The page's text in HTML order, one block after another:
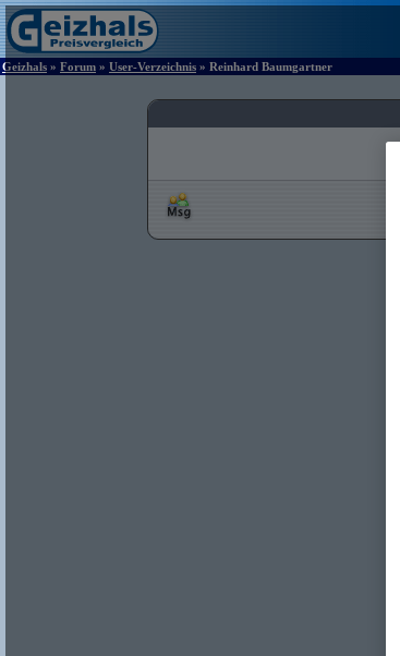
Geizhals » Forum » User-Verzeichnis » Reinhard Baumgartner